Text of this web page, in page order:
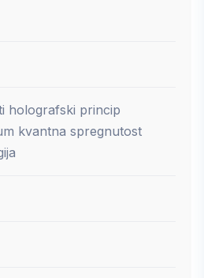
holografski princip
kvantna spregnutost